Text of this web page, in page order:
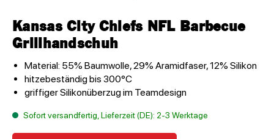
Kansas City Chiefs NFL Barbecue
Grillhandschuh
Material: 55% Baumwolle, 29% Aramidfaser, 12% Silikon
hitzebeständig bis 300°C
griffiger Silikonüberzug im Teamdesign
Sofort versandfertig, Lieferzeit (DE): 2-3 Werktage